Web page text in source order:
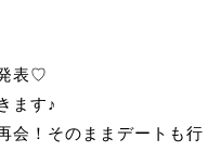
表♡
ます♪
会！そのままデートも行